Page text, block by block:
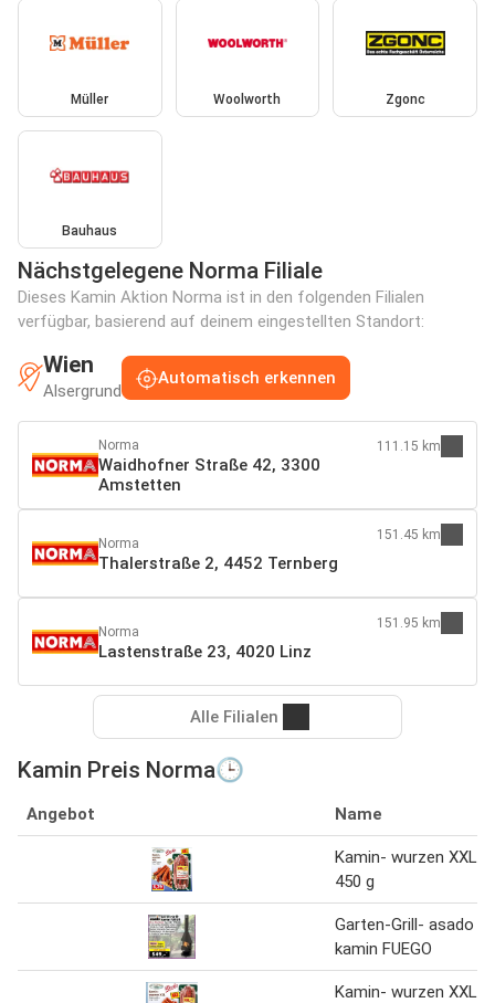
Müller Woolworth Zgonc
Bauhaus
Nächstgelegene Norma Filiale
Dieses Kamin Aktion Norma ist in den folgenden Filialen
verfügbar, basierend auf deinem eingestellten Standort:
Wien
Alsergrund
Automatisch erkennen
Norma
Waidhofner Straße 42, 3300
Amstetten
111.15 km
Norma
Thalerstraße 2, 4452 Ternberg
151.45 km
Norma
Lastenstraße 23, 4020 Linz
151.95 km
Alle Filialen
Kamin Preis Norma🕒
Angebot Name
Kamin- wurzen XXL
450 g
Garten-Grill- asado
kamin FUEGO
Kamin- wurzen XXL